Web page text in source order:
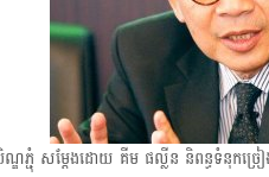
ភ្ជុំ សម្តែងដោយ គីម ផល្លីន និពន្ធទំនុកច្រ